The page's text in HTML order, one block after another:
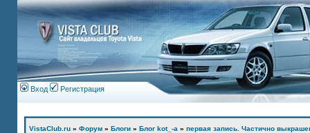
Вход Регистрация
VistaClub.ru » Форум » Блоги » Блог kot_-а » первая запись. Частично